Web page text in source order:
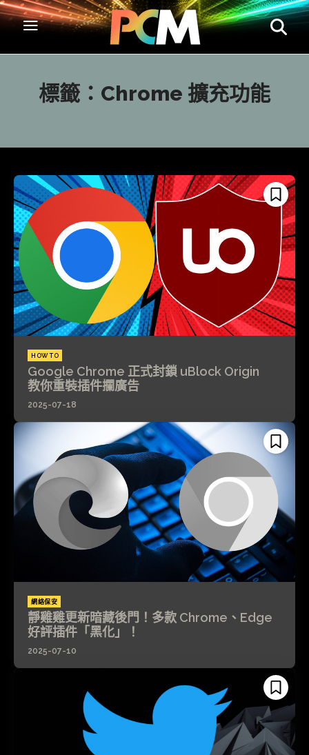
標籤： Chrome 擴充功能
HOW TO
Google Chrome 正式封鎖 uBlock Origin
教你重裝插件攔廣告
2025-07-18
網絡保安
靜雞雞更新暗藏後門！多款 Chrome、Edge
好評插件「黑化」！
2025-07-10